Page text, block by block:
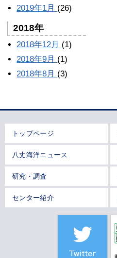
2019年1月 (26)
2018年
2018年12月 (1)
2018年9月 (1)
2018年8月 (3)
トップページ
八丈海洋ニュース
研究・調査
センター紹介